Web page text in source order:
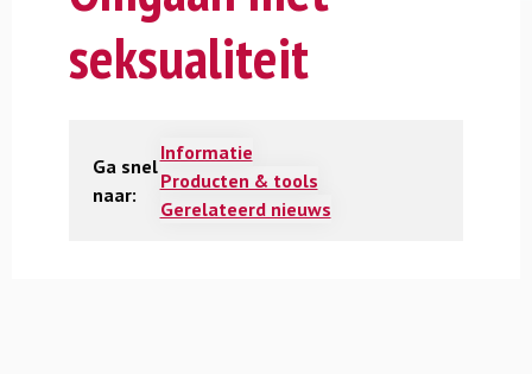
seksualiteit
Ga snel
naar:
Informatie
Producten & tools
Gerelateerd nieuws